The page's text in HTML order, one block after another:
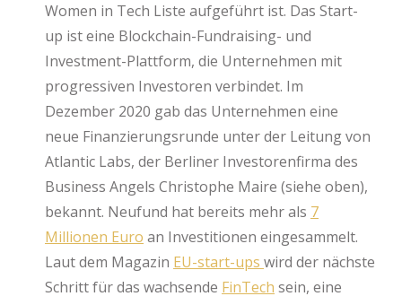
Women in Tech Liste aufgeführt ist. Das Start-
up ist eine Blockchain-Fundraising- und
Investment-Plattform, die Unternehmen mit
progressiven Investoren verbindet. Im
Dezember 2020 gab das Unternehmen eine
neue Finanzierungsrunde unter der Leitung von
Atlantic Labs, der Berliner Investorenfirma des
Business Angels Christophe Maire (siehe oben),
bekannt. Neufund hat bereits mehr als 7
Millionen Euro an Investitionen eingesammelt.
Laut dem Magazin EU-start-ups wird der nächste
Schritt für das wachsende FinTech sein, eine